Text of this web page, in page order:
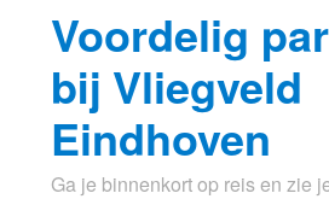
oplossing
Voordelig
bij Vliegveld
Eindhoven
Ga je binnenkort op reis en zie